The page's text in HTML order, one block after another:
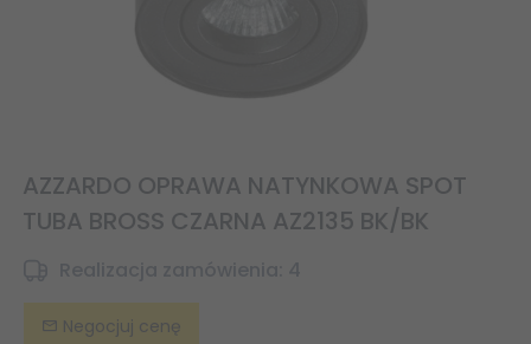
AZZARDO OPRAWA NATYNKOWA SPOT
TUBA BROSS CZARNA AZ2135 BK/BK
Negocjuj cenę